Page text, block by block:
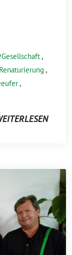
Gesellschaft,
Renaturierung ,
,